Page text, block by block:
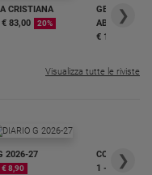
CRISTIANA
€ 83,00 20%
GBABY
€ 16,99
❯
Visualizza tutte le riviste
2026-27
€ 8,90
COLLANA
1 - 2
❯